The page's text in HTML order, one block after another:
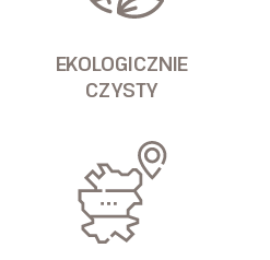
EKOLOGICZNIE
CZYSTY